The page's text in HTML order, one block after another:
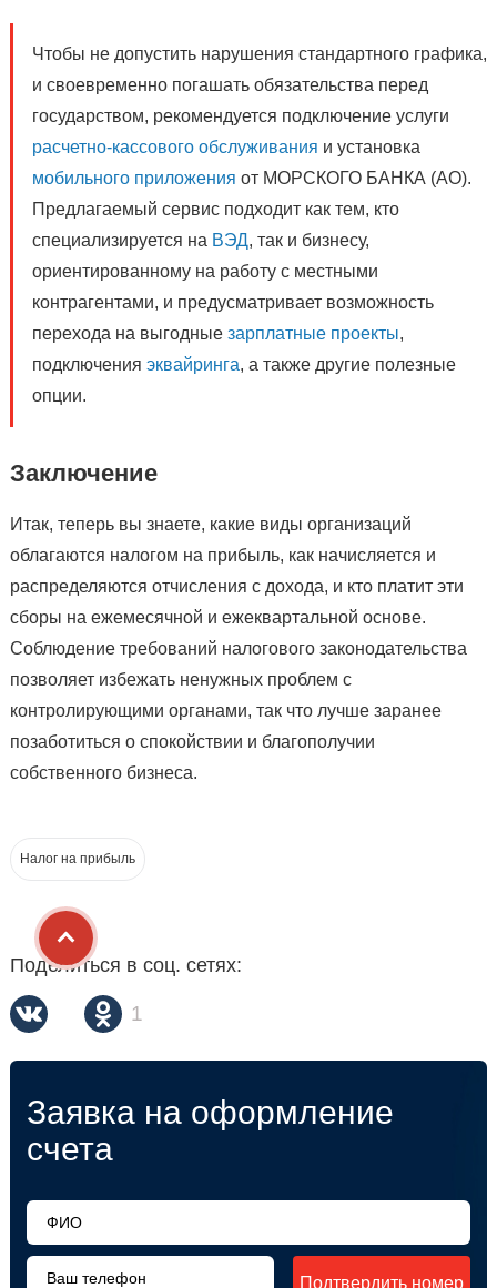
Чтобы не допустить нарушения стандартного графика,
и своевременно погашать обязательства перед
государством, рекомендуется подключение услуги
расчетно-кассового обслуживания и установка
мобильного приложения от МОРСКОГО БАНКА (АО).
Предлагаемый сервис подходит как тем, кто
специализируется на ВЭД, так и бизнесу,
ориентированному на работу с местными
контрагентами, и предусматривает возможность
перехода на выгодныезарплатные проекты,
подключения эквайринга, а также другие полезные
опции.
Заключение
Итак, теперь вы знаете, какие виды организаций
облагаются налогом на прибыль, как начисляется и
распределяются отчисления с дохода, и кто платит эти
сборы на ежемесячной и ежеквартальной основе.
Соблюдение требований налогового законодательства
позволяет избежать ненужных проблем с
контролирующими органами, так что лучше заранее
позаботиться о спокойствии и благополучии
собственного бизнеса.
Налог на прибыль
Поделиться в соц. сетях:
1
Заявка на оформление
счета
Подтвердить номер